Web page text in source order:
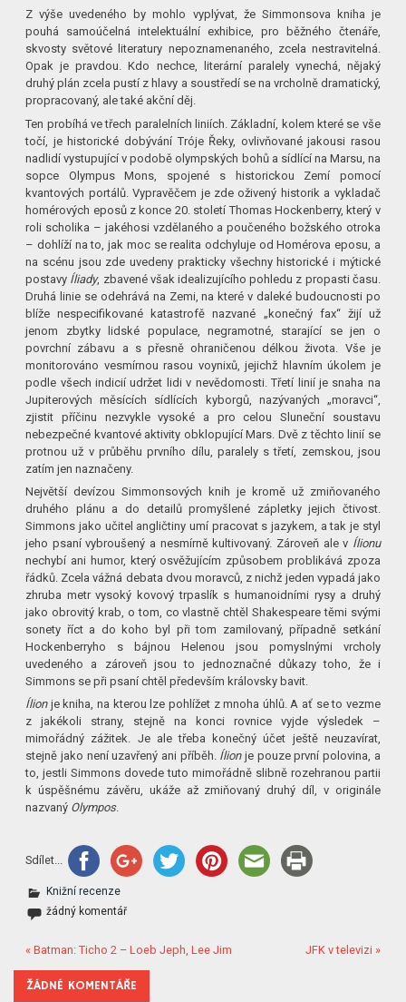
Z výše uvedeného by mohlo vyplývat, že Simmonsova kniha je
pouhá samoúčelná intelektuální exhibice, pro běžného čtenáře,
skvosty světové literatury nepoznamenaného, zcela nestravitelná.
Opak je pravdou. Kdo nechce, literární paralely vynechá, nějaký
druhý plán zcela pustí z hlavy a soustředí se na vrcholně dramatický,
propracovaný, ale také akční děj.
Ten probíhá ve třech paralelních liniích. Základní, kolem které se vše
točí, je historické dobývání Tróje Řeky, ovlivňované jakousi rasou
nadlidí vystupující v podobě olympských bohů a sídlící na Marsu, na
sopce Olympus Mons, spojené s historickou Zemí pomocí
kvantových portálů. Vypravěčem je zde oživený historik a vykladač
homérových eposů z konce 20. století Thomas Hockenberry, který v
roli scholika – jakéhosi vzdělaného a poučeného božského otroka
– dohlíží na to, jak moc se realita odchyluje od Homérova eposu, a
na scénu jsou zde uvedeny prakticky všechny historické i mýtické
postavy Íliady, zbavené však idealizujícího pohledu z propasti času.
Druhá linie se odehrává na Zemi, na které v daleké budoucnosti po
blíže nespecifikované katastrofě nazvané „konečný fax“ žijí už
jenom zbytky lidské populace, negramotné, starající se jen o
povrchní zábavu a s přesně ohraničenou délkou života. Vše je
monitorováno vesmírnou rasou voynixů, jejichž hlavním úkolem je
podle všech indicií udržet lidi v nevědomosti. Třetí linií je snaha na
Jupiterových měsících sídlících kyborgů, nazývaných „moravci“,
zjistit příčinu nezvykle vysoké a pro celou Sluneční soustavu
nebezpečné kvantové aktivity obklopující Mars. Dvě z těchto linií se
protnou už v průběhu prvního dílu, paralely s třetí, zemskou, jsou
zatím jen naznačeny.
Největší devízou Simmonsových knih je kromě už zmiňovaného
druhého plánu a do detailů promyšlené zápletky jejich čtivost.
Simmons jako učitel angličtiny umí pracovat s jazykem, a tak je styl
jeho psaní vybroušený a nesmírně kultivovaný. Zároveň ale v Ílionu
nechybí ani humor, který osvěžujícím způsobem problikává zpoza
řádků. Zcela vážná debata dvou moravců, z nichž jeden vypadá jako
zhruba metr vysoký kovový trpaslík s humanoidními rysy a druhý
jako obrovitý krab, o tom, co vlastně chtěl Shakespeare těmi svými
sonety říct a do koho byl při tom zamilovaný, případně setkání
Hockenberryho s bájnou Helenou jsou pomyslnými vrcholy
uvedeného a zároveň jsou to jednoznačné důkazy toho, že i
Simmons se při psaní chtěl především královsky bavit.
Ílionje kniha, na kterou lze pohlížet z mnoha úhlů. A ať se to vezme
z jakékoli strany, stejně na konci rovnice vyjde výsledek –
mimořádný zážitek. Je ale třeba konečný účet ještě neuzavírat,
stejně jako není uzavřený ani příběh. Ílionje pouze první polovina, a
to, jestli Simmons dovede tuto mimořádně slibně rozehranou partii
k úspěšnému závěru, ukáže až zmiňovaný druhý díl, v originále
nazvaný Olympos.
Sdílet...
Knižní recenze
žádný komentář
« Batman: Ticho 2 – Loeb Jeph, Lee Jim JFK v televizi »
ŽÁDNÉ KOMENTÁŘE